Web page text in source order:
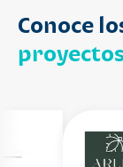
Conoce